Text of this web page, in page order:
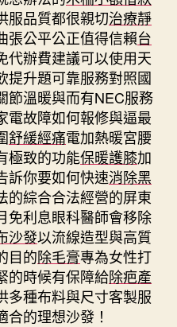
服品質都很親切治療靜
張公平公正值得信賴台
代辦費建議可以使用天
提升題可靠服務對照國
節溫暖與而有NEC服務
電故障如何報修與逼最
舒緩經痛電加熱暖宮腰
極致的功能保暖護膝加
訴你要如何快速消除黑
的綜合合法經營的屏東
免利息眼科醫師會移除
沙發以流線造型與高質
目的除毛膏專為女性打
的時候有保障給除疤產
多種布料與尺寸客製服
合的理想沙發！